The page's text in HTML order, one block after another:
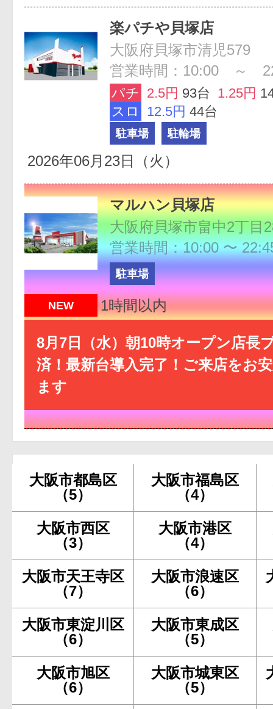
楽パチや貝塚店
大阪府貝塚市清児579
営業時間：10:00 ～
パチ 2.5円 93台 1.25円
スロ
12.5円 44台
駐車場 駐輪場
2026年06月23日（火）
マルハン貝塚店
大阪府貝塚市畠中2丁目
営業時間：10:00 〜
駐車場
NEW 1時間以内
8月7日（水）朝10時オープン店長
済！最新台導入完了！ご来店をお
ます
大阪市都島区
（5）
大阪市福島区
（4）
大阪市西区
（3）
大阪市港区
（4）
大阪市天王寺区
（7）
大阪市浪速区
（6）
大阪市東淀川区
（6）
大阪市東成区
（5）
大阪市旭区
（6）
大阪市城東区
（5）